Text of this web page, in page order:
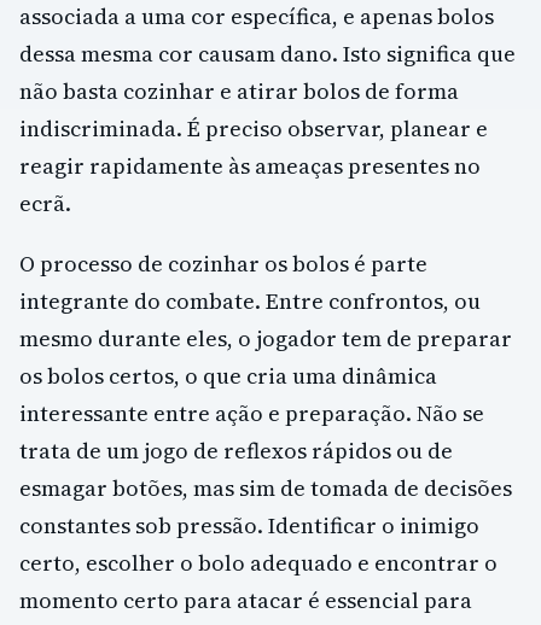
associada a uma cor específica, e apenas bolos
dessa mesma cor causam dano. Isto significa que
não basta cozinhar e atirar bolos de forma
indiscriminada. É preciso observar, planear e
reagir rapidamente às ameaças presentes no
ecrã.
O processo de cozinhar os bolos é parte
integrante do combate. Entre confrontos, ou
mesmo durante eles, o jogador tem de preparar
os bolos certos, o que cria uma dinâmica
interessante entre ação e preparação. Não se
trata de um jogo de reflexos rápidos ou de
esmagar botões, mas sim de tomada de decisões
constantes sob pressão. Identificar o inimigo
certo, escolher o bolo adequado e encontrar o
momento certo para atacar é essencial para